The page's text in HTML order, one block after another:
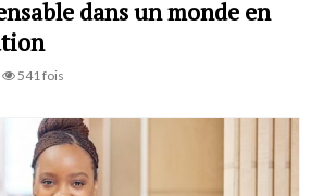
dans un monde en
541 fois